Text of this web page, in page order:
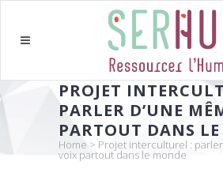
PROJET
PARLER D’UNE
PARTOUT DANS
Home > Projet interculturel :
voix partout dans le monde